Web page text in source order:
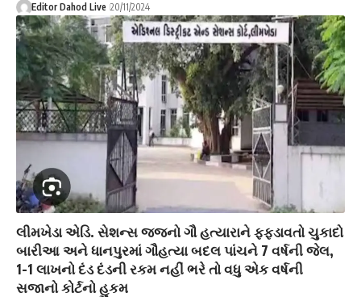
Editor Dahod Live 20/11/2024
લીમખેડા એડિ. સેશન્સ જજનો ગૌ હત્યારાને ફફડાવતો ચુકાદો
બારીઆ અને ધાનપુરમાં ગૌહત્યા બદલ પાંચને 7 વર્ષની જેલ,
1-1 લાખનો દંડ દંડની રકમ નહીં ભરે તો વધુ એક વર્ષની
સજાનો કોર્ટનો હુકમ